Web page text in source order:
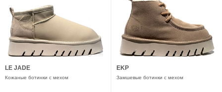
LE JADE
Кожаные ботинки с мехом
EKP
Замшевые ботинки с мехом